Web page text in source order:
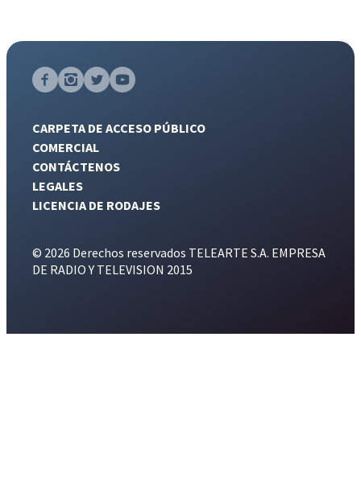
CARPETA DE ACCESO PÚBLICO
COMERCIAL
CONTÁCTENOS
LEGALES
LICENCIA DE RODAJES
© 2026 Derechos reservados TELEARTE S.A. EMPRESA
DE RADIO Y TELEVISION 2015